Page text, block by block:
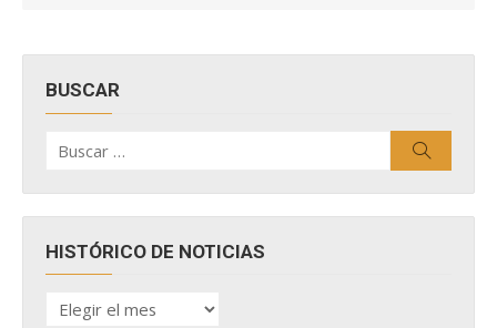
BUSCAR
por:
HISTÓRICO DE NOTICIAS
HISTÓRICO
DE